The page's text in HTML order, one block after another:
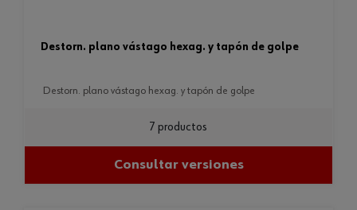
destorn. plano vástago hexag. y tapón de golpe
destorn. plano vástago hexag. y tapón de golpe
7 productos
Consultar versiones